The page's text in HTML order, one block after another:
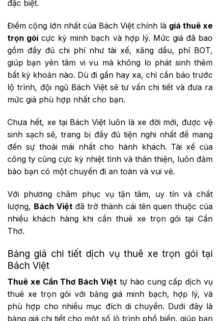
đặc biệt.
Điểm cộng lớn nhất của Bách Việt chính là giá thuê xe
trọn gói cực kỳ minh bạch và hợp lý. Mức giá đã bao
gồm đầy đủ chi phí như tài xế, xăng dầu, phí BOT,
giúp bạn yên tâm vi vu mà không lo phát sinh thêm
bất kỳ khoản nào. Dù đi gần hay xa, chỉ cần báo trước
lộ trình, đội ngũ Bách Việt sẽ tư vấn chi tiết và đưa ra
mức giá phù hợp nhất cho bạn.
Chưa hết, xe tại Bách Việt luôn là xe đời mới, được vệ
sinh sạch sẽ, trang bị đầy đủ tiện nghi nhất để mang
đến sự thoải mái nhất cho hành khách. Tài xế của
công ty cũng cực kỳ nhiệt tình và thân thiện, luôn đảm
bảo bạn có một chuyến đi an toàn và vui vẻ.
Với phương châm phục vụ tận tâm, uy tín và chất
lượng, Bách Việt đã trở thành cái tên quen thuộc của
nhiều khách hàng khi cần thuê xe trọn gói tại Cần
Thơ.
Bảng giá chi tiết dịch vụ thuê xe trọn gói tại
Bách Việt
Thuê xe Cần Thơ Bách Việt tự hào cung cấp dịch vụ
thuê xe trọn gói với bảng giá minh bạch, hợp lý, và
phù hợp cho nhiều mục đích di chuyển. Dưới đây là
bảng giá chi tiết cho một số lộ trình phổ biến, giúp bạn